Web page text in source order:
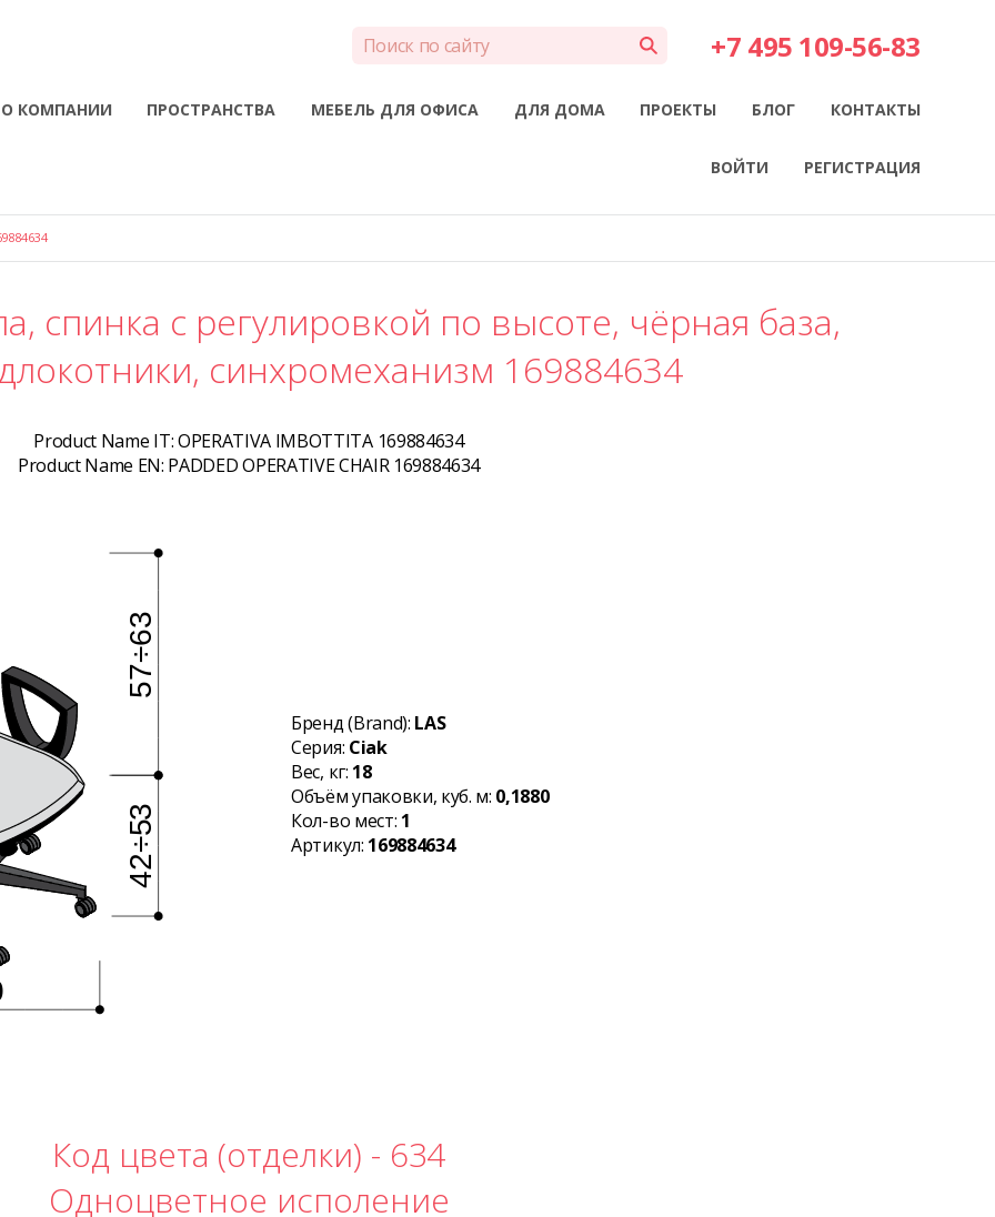
+7 495 109-56-83
О КОМПАНИИ ПРОСТРАНСТВА МЕБЕЛЬ ДЛЯ ОФИСА ДЛЯ ДОМА ПРОЕКТЫ БЛОГ КОНТАКТЫ
ВОЙТИ РЕГИСТРАЦИЯ
спинка c регулировкой по высоте, чёрная база,
синхромеханизм 169884634
Product Name IT:OPERATIVA IMBOTTITA 169884634
Product Name EN: PADDED OPERATIVE CHAIR 169884634
Бренд (Brand): LAS
Серия: Ciak
Вес, кг: 18
Объём упаковки, куб. м: 0,1880
Кол-во мест: 1
Артикул: 169884634
Код цвета (отделки) - 634
Одноцветное исполение